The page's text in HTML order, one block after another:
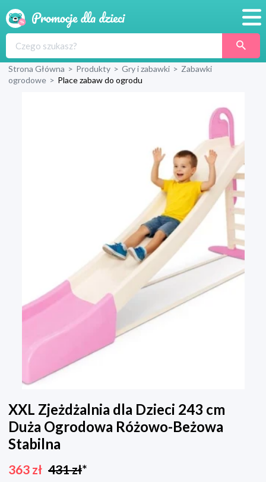
Produkty
Wyprawka
Strona Główna > Produkty > Gry i zabawki > Zabawki
ogrodowe > Place zabaw do ogrodu
XXL Zjeżdżalnia dla Dzieci 243 cm
Duża Ogrodowa Różowo-Beżowa
Stabilna
363 zł 431zł*